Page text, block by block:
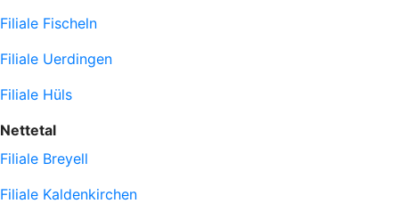
Filiale Fischeln
Filiale Uerdingen
Filiale Hüls
Nettetal
Filiale Breyell
Filiale Kaldenkirchen